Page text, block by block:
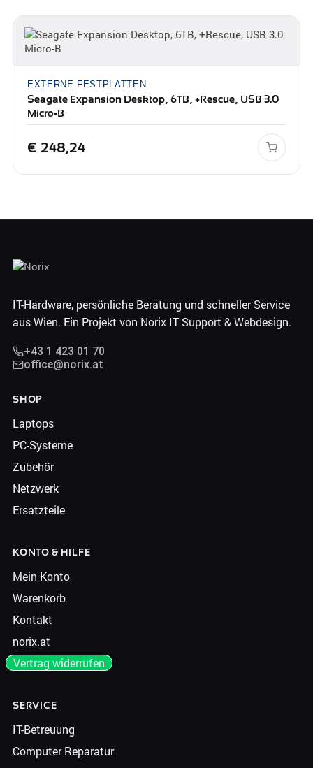
EXTERNE FESTPLATTEN
Seagate Expansion Desktop, 6TB, +Rescue, USB 3.0
Micro-B
€ 248,24
IT-Hardware, persönliche Beratung und schneller Service
aus Wien. Ein Projekt von Norix IT Support & Webdesign.
+43 1 423 01 70
office@norix.at
SHOP
Laptops
PC-Systeme
Zubehör
Netzwerk
Ersatzteile
KONTO & HILFE
Mein Konto
Warenkorb
Kontakt
norix.at
Vertrag widerrufen
SERVICE
IT-Betreuung
Computer Reparatur